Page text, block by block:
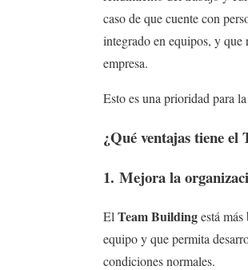
caso de que cuente con
integrado en equipos, y que
empresa.
Esto es una prioridad para
¿Qué ventajas tiene el
1. Mejora la
El Team Buildingestá
equipo y que permita
condiciones normales.